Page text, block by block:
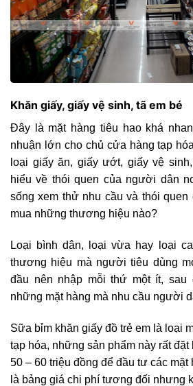
Khăn giấy, giấy vệ sinh, tã em bé
Đây là mặt hàng tiêu hao khá
nhuận lớn cho chủ cửa hàng tạp
loại giấy ăn, giấy ướt, giấy vệ
hiểu về thói quen của người dân
sống xem thử nhu cầu và thói
mua những thương hiệu nào?
Loại bình dân, loại vừa hay loại
thương hiệu mà người tiêu dùng
đầu nên nhập mỗi thứ một ít, sau
những mặt hàng mà nhu cầu người
Sữa bỉm khăn giấy đồ trẻ em là loại
tạp hóa, những sản phẩm này rất đặt
50 – 60 triệu đồng để đầu tư các mặt
là bảng giá chi phí tương đối nhưng